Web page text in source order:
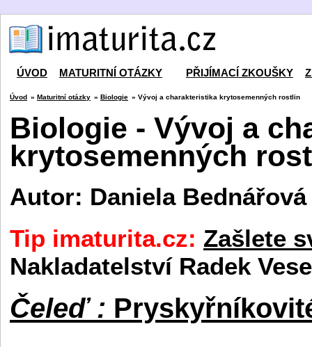
ÚVOD MATURITNÍ OTÁZKY PŘIJÍMACÍ ZKOUŠKY
Úvod » Maturitní otázky » Biologie » Vývoj a charakteristika krytosemenných rostlin
Biologie - Vývoj a
krytosemenných
Autor: Daniela Bednářová
Tip imaturita.cz: Zašlete
Nakladatelství Radek
Čeleď :